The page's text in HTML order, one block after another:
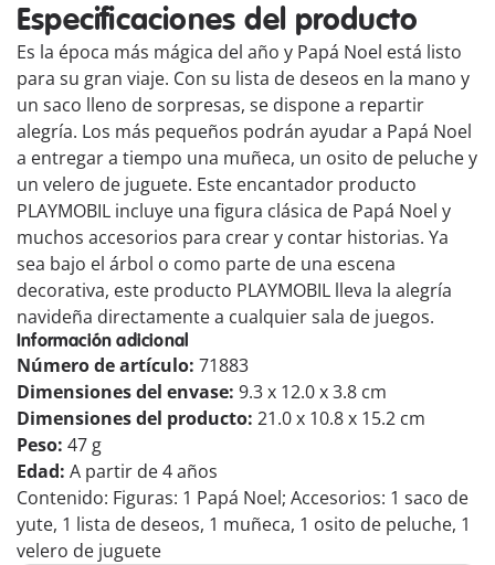
Especificaciones del producto
Es la época más mágica del año y Papá Noel está listo
para su gran viaje. Con su lista de deseos en la mano y
un saco lleno de sorpresas, se dispone a repartir
alegría. Los más pequeños podrán ayudar a Papá Noel
a entregar a tiempo una muñeca, un osito de peluche y
un velero de juguete. Este encantador producto
PLAYMOBIL incluye una figura clásica de Papá Noel y
muchos accesorios para crear y contar historias. Ya
sea bajo el árbol o como parte de una escena
decorativa, este producto PLAYMOBIL lleva la alegría
navideña directamente a cualquier sala de juegos.
Información adicional
Número de artículo: 71883
Dimensiones del envase: 9.3 x 12.0 x 3.8 cm
Dimensiones del producto: 21.0 x 10.8 x 15.2 cm
Peso: 47 g
Edad: A partir de 4 años
Contenido: Figuras: 1 Papá Noel; Accesorios: 1 saco de
yute, 1 lista de deseos, 1 muñeca, 1 osito de peluche, 1
velero de juguete